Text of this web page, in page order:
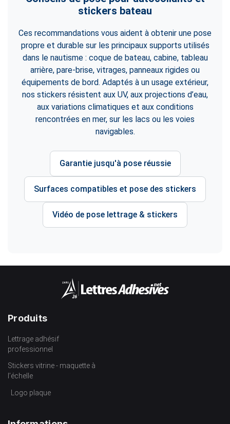
stickers bateau
Ces recommandations vous aident à obtenir une pose
propre et durable sur les principaux supports utilisés
dans le nautisme : coque de bateau, cabine, tableau
arrière, pare-brise, vitrages, panneaux rigides ou
équipements de bord. Adaptés à un usage extérieur,
nos stickers résistent aux UV, aux projections d’eau,
aux variations climatiques et aux conditions
rencontrées en mer, sur les lacs ou les voies
navigables.
Garantie jusqu'à pose réussie
Surfaces compatibles et pose des stickers
Vidéo de pose lettrage & stickers
Produits
Lettrage adhésif
professionnel
Stickers vitrine - maquette à
l’échelle
Logo plaque